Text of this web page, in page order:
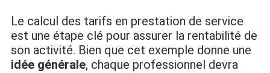
Le calcul des tarifs en prestation de service
est une étape clé pour assurer la rentabilité de
son activité. Bien que cet exemple donne une
idée générale, chaque professionnel devra